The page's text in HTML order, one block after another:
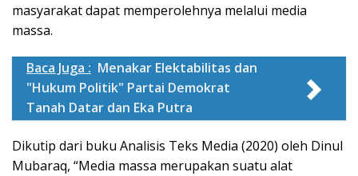
masyarakat dapat memperolehnya melalui media
massa.
Baca Juga : Menakar Elektabilitas dan
"Hukum Politik" Partai Demokrat
Tanah Datar dan Eka Putra
Dikutip dari buku Analisis Teks Media (2020) oleh Dinul
Mubaraq, “Media massa merupakan suatu alat